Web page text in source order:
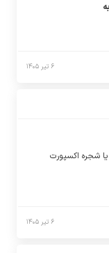
۶ تیر ۱۴۰۵
شجره اکسپورت
۶ تیر ۱۴۰۵